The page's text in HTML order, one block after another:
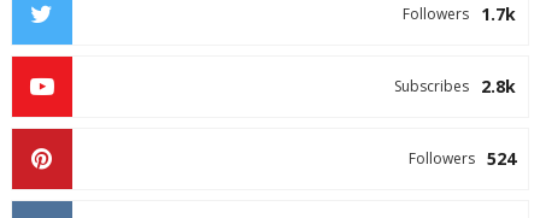
1.7k
Followers
2.8k
Subscribes
524
Followers